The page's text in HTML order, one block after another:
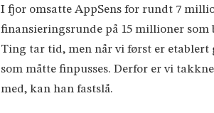
I fjor omsatte AppSens for rundt 7
finansieringsrunde på 15 millioner
Ting tar tid, men når vi først er etablert
som måtte finpusses. Derfor er vi
med, kan han fastslå.